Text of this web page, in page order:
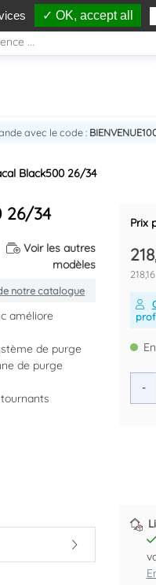
avec le code :
Black500 26/34
26/34
Voir les autres
modèles
notre catalogue
améliore
de purge
de purge
protection des
Prix
-
✓ OK, accept all